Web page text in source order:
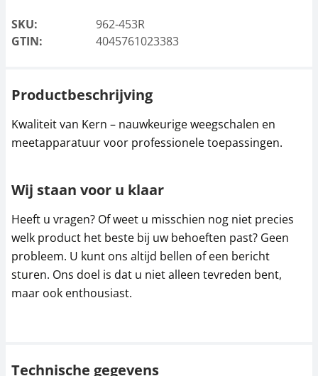
SKU:
962-453R
GTIN:
4045761023383
Productbeschrijving
Kwaliteit van Kern – nauwkeurige weegschalen en
meetapparatuur voor professionele toepassingen.
Wij staan voor u klaar
Heeft u vragen? Of weet u misschien nog niet precies
welk product het beste bij uw behoeften past? Geen
probleem. U kunt ons altijd bellen of een bericht
sturen. Ons doel is dat u niet alleen tevreden bent,
maar ook enthousiast.
Technische gegevens